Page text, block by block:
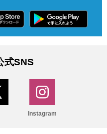
式SNS
Instagram